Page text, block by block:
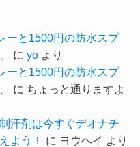
ーと1500円の防水スプ
に yoより
ーと1500円の防水スプ
に ちょっと通りますよ
汗剤は今すぐデオナチ
よう！
に ヨウヘイ
より